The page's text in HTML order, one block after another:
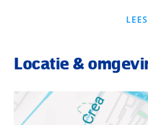
klassiek en doelmatig
Op basis van logies en
Locatie &